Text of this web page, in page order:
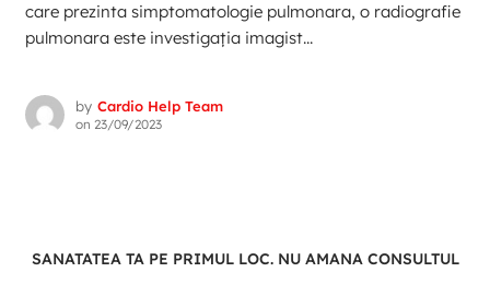
care prezinta simptomatologie pulmonara, o radiografie
pulmonara este investigația imagist...
by Cardio Help Team
on 23/09/2023
SANATATEA TA PE PRIMUL LOC. NU AMANA CONSULTUL